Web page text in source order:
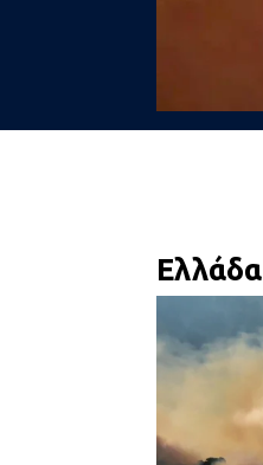
Ελλάδα